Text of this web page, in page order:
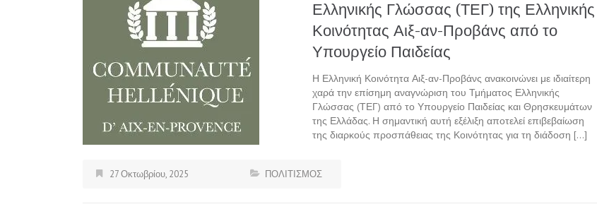
Ελληνικής Γλώσσας (ΤΕΓ) της Ελληνικής
Κοινότητας Αιξ-αν-Προβάνς από το
Υπουργείο Παιδείας
Η Ελληνική Κοινότητα Αιξ-αν-Προβάνς ανακοινώνει με ιδιαίτερη
χαρά την επίσημη αναγνώριση του Τμήματος Ελληνικής
Γλώσσας (ΤΕΓ) από το Υπουργείο Παιδείας και Θρησκευμάτων
της Ελλάδας. Η σημαντική αυτή εξέλιξη αποτελεί επιβεβαίωση
της διαρκούς προσπάθειας της Κοινότητας για τη διάδοση […]
27 Οκτωβρίου, 2025 ΠΟΛΙΤΙΣΜΟΣ